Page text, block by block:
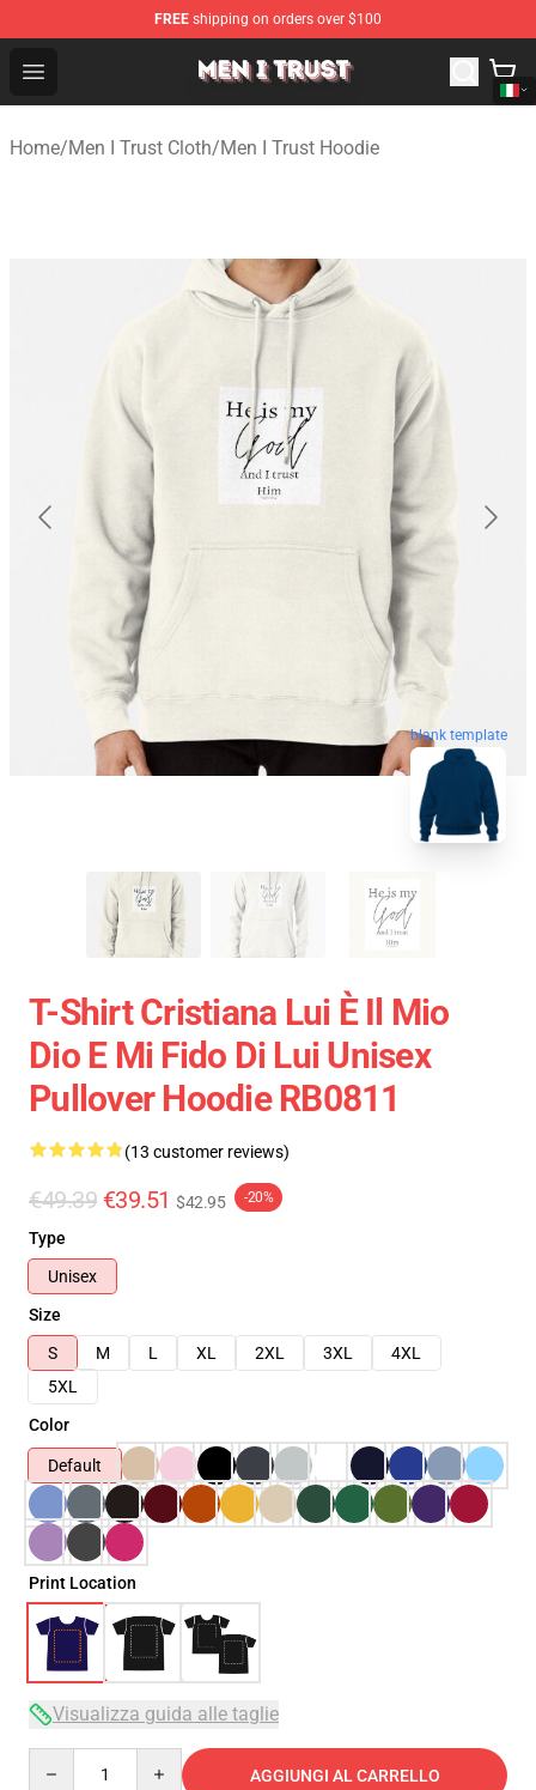
FREE shipping on orders over $100
Open menu
Men I Trust Shop - Official Men I Trust Merchandise Store
Home/Men I Trust Cloth/Men I Trust Hoodie
blank template
T-Shirt Cristiana Lui È Il Mio
Dio E Mi Fido Di Lui Unisex
Pullover Hoodie RB0811
(13 customer reviews)
€49.39 €39.51 $42.95 -20%
Type
Unisex
Size
S
M L XL 2XL 3XL
4XL
5XL
Color
Default
Print Location
Visualizza guida alle taglie
AGGIUNGI AL CARRELLO